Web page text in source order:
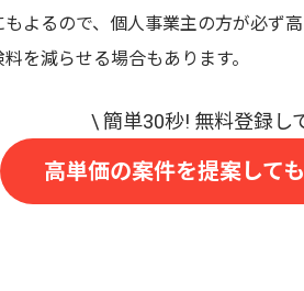
よるので、個人事業主の方が必ず
を減らせる場合もあります。
高単価の案件を提案して